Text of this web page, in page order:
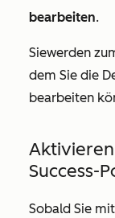
bearbeiten.
Siewerden
dem Sie die
bearbeiten
Success-
Sobald Sie